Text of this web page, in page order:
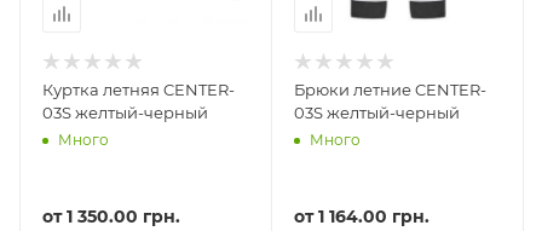
Куртка летняя CENTER-
03S желтый-черный
Много
от1 350.00 грн.
Брюки летние CENTER-
03S желтый-черный
Много
от1 164.00 грн.